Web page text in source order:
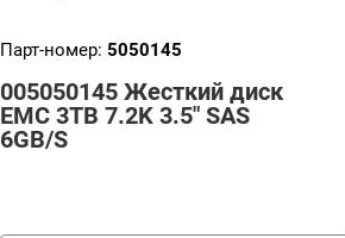
Парт-номер: 5050145
005050145 Жесткий диск
EMC 3TB 7.2K 3.5" SAS
6GB/S